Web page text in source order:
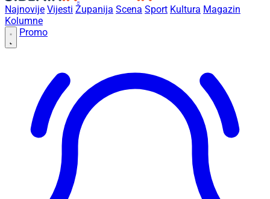
Najnovije Vijesti Županija Scena Sport Kultura Magazin
Kolumne
Promo